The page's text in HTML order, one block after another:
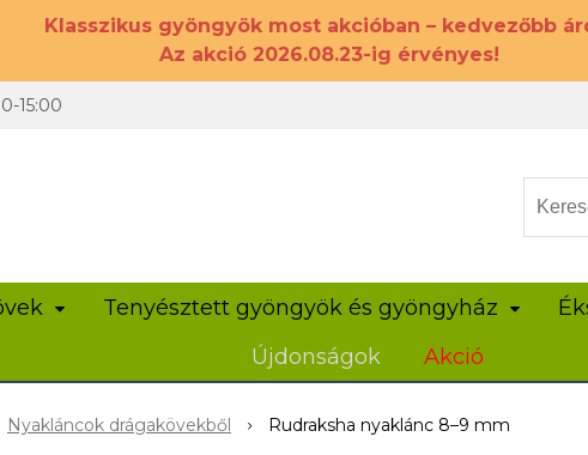
Klasszikus gyöngyök most akcióban – kedvezőbb
Az akció 2026.08.23-ig érvényes!
15:00
Tenyésztett gyöngyök és gyöngyház
Újdonságok
Akció
Nyakláncok drágakövekből Rudraksha nyaklánc 8–9 mm